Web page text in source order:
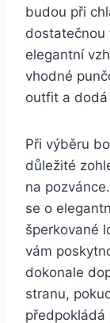
budou při
dostatečnou
elegantní
vhodné
outfit‌ a​
Při výběru
důležité
na
se o
šperkované
vám
dokonale
stranu,